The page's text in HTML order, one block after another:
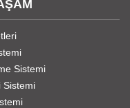
Sistemi
Sistemi